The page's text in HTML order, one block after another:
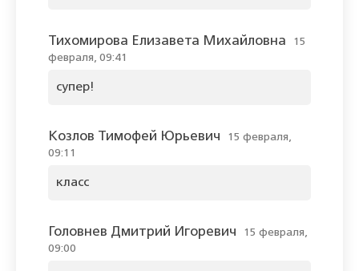
Тихомирова Елизавета Михайловна
15
февраля, 09:41
супер!
Козлов Тимофей Юрьевич
15 февраля,
09:11
класс
Головнев Дмитрий Игоревич
15 февраля,
09:00